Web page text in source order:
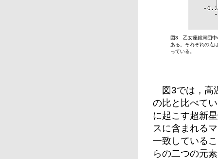
図3 乙女座銀河団中
ある。それぞれの点
っている。
図3では，高
の比と比べて
に起こす超新
スに含まれる
一致している
らの二つの元